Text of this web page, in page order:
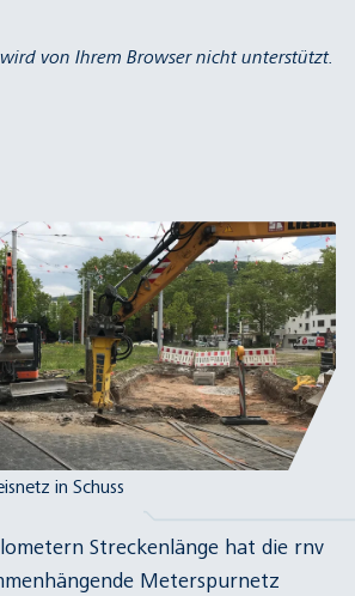
von Ihrem Browser nicht unterstützt.
in Schuss
Streckenlänge hat die rnv
Meterspurnetz